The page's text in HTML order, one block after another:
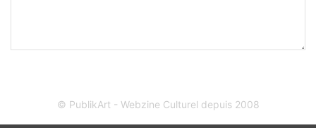
© PublikArt - Webzine Culturel depuis 2008